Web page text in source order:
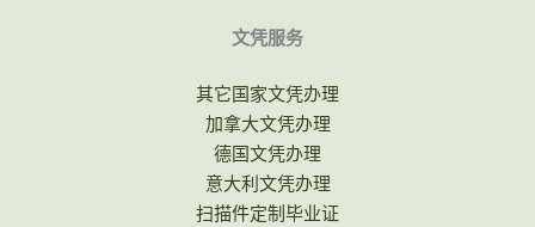
文凭服务
其它国家文凭办理
加拿大文凭办理
德国文凭办理
意大利文凭办理
扫描件定制毕业证